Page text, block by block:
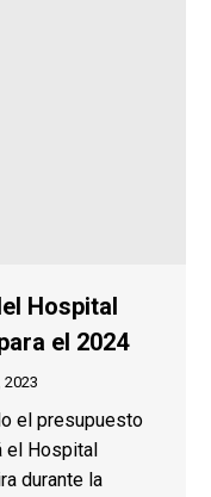
Hospital
el 2024
2023
el presupuesto
el Hospital
durante la